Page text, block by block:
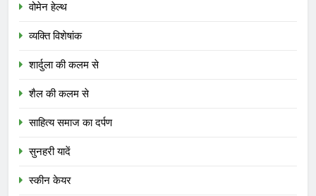
वोमेन हेल्थ
व्यक्ति विशेषांक
शार्दुला की कलम से
शैल की कलम से
साहित्य समाज का दर्पण
सुनहरी यादें
स्कीन केयर